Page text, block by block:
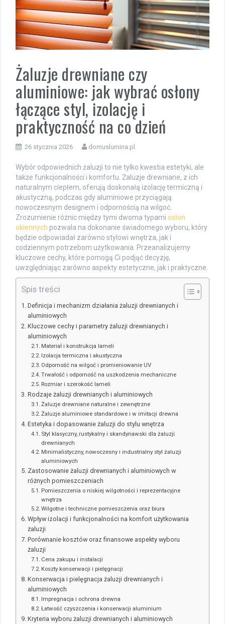
Żaluzje drewniane czy
aluminiowe: jak wybrać osłony
łączące styl, izolację i
praktyczność na co dzień
26 stycznia 2026 domuslumina.pl
Wybór odpowiednich żaluzji to nie tylko kwestia estetyki, ale
także funkcjonalności i komfortu. Żaluzje drewniane, z ich
naturalnym ciepłem, oferują doskonałą izolację termiczną i
akustyczną, podczas gdy aluminiowe przyciągają
nowoczesnym designem i odpornością na wilgoć.
Zrozumienie różnic między tymi dwoma typami osłon
okiennych pozwala na dokonanie świadomego wyboru, który
będzie odpowiadał zarówno stylowi wnętrza, jak i
codziennym potrzebom użytkowania. Przeanalizujemy
kluczowe cechy, które pomogą Ci podjąć decyzję,
uwzględniając zarówno aspekty estetyczne, jak i praktyczne.
Spis treści
Definicja i mechanizm działania żaluzji drewnianych i
aluminiowych
Kluczowe cechy i parametry żaluzji drewnianych i
aluminiowych
Materiał i konstrukcja lameli
Izolacja termiczna i akustyczna
Odporność na wilgoć i promieniowanie UV
Trwałość i odporność na uszkodzenia mechaniczne
Rozmiar i szerokość lameli
Rodzaje żaluzji drewnianych i aluminiowych
Żaluzje drewniane naturalne i zewnętrzne
Żaluzje aluminiowe standardowe i w imitacji drewna
Estetyka i dopasowanie żaluzji do stylu wnętrza
Styl klasyczny, rustykalny i skandynawski dla żaluzji
drewnianych
Minimalistyczny, nowoczesny i industrialny styl żaluzji
aluminiowych
Zastosowanie żaluzji drewnianych i aluminiowych w
różnych pomieszczeniach
Pomieszczenia o niskiej wilgotności i reprezentacyjne
wnętrza
Wilgotne i techniczne pomieszczenia oraz biura
Wpływ izolacji i funkcjonalności na komfort użytkowania
żaluzji
Porównanie kosztów oraz finansowe aspekty wyboru
żaluzji
Cena zakupu i instalacji
Koszty konserwacji i pielęgnacji
Konserwacja i pielęgnacja żaluzji drewnianych i
aluminiowych
Impregnacja i ochrona drewna
Łatwość czyszczenia i konserwacji aluminium
Kryteria wyboru żaluzji drewnianych i aluminiowych